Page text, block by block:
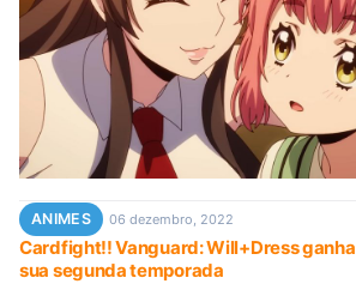
ANIMES 06 dezembro, 2022
Cardfight!! Vanguard: Will+Dress
sua segunda temporada